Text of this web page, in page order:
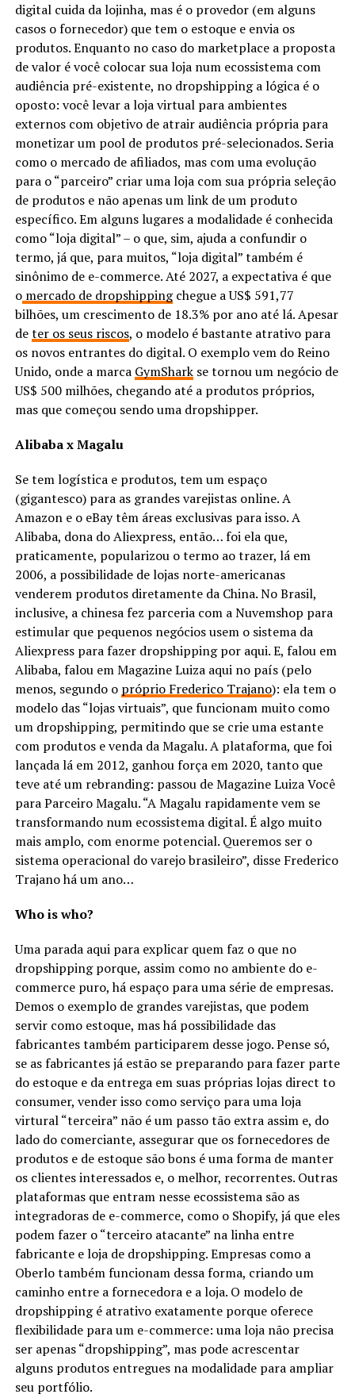
digital cuida da lojinha, mas é o provedor (em alguns
casos o fornecedor) que tem o estoque e envia os
produtos. Enquanto no caso do marketplace a proposta
de valor é você colocar sua loja num ecossistema com
audiência pré-existente, no dropshipping a lógica é o
oposto: você levar a loja virtual para ambientes
externos com objetivo de atrair audiência própria para
monetizar um pool de produtos pré-selecionados. Seria
como o mercado de afiliados, mas com uma evolução
para o “parceiro” criar uma loja com sua própria seleção
de produtos e não apenas um link de um produto
específico. Em alguns lugares a modalidade é conhecida
como “loja digital” – o que, sim, ajuda a confundir o
termo, já que, para muitos, “loja digital” também é
sinônimo de e-commerce. Até 2027, a expectativa é que
omercado de dropshippingchegue a US$ 591,77
bilhões, um crescimento de 18.3% por ano até lá. Apesar
deter os seus riscos, o modelo é bastante atrativo para
os novos entrantes do digital. O exemplo vem do Reino
Unido, onde a marca GymSharkse tornou um negócio de
US$ 500 milhões, chegando até a produtos próprios,
mas que começou sendo uma dropshipper.
Alibaba x Magalu
Se tem logística e produtos, tem um espaço
(gigantesco) para as grandes varejistas online. A
Amazon e o eBay têm áreas exclusivas para isso. A
Alibaba, dona do Aliexpress, então… foi ela que,
praticamente, popularizou o termo ao trazer, lá em
2006, a possibilidade de lojas norte-americanas
venderem produtos diretamente da China. No Brasil,
inclusive, a chinesa fez parceria com a Nuvemshop para
estimular que pequenos negócios usem o sistema da
Aliexpress para fazer dropshipping por aqui. E, falou em
Alibaba, falou em Magazine Luiza aqui no país (pelo
menos, segundo o próprio Frederico Trajano): ela tem o
modelo das “lojas virtuais”, que funcionam muito como
um dropshipping, permitindo que se crie uma estante
com produtos e venda da Magalu. A plataforma, que foi
lançada lá em 2012, ganhou força em 2020, tanto que
teve até um rebranding: passou de Magazine Luiza Você
para Parceiro Magalu. “A Magalu rapidamente vem se
transformando num ecossistema digital. É algo muito
mais amplo, com enorme potencial. Queremos ser o
sistema operacional do varejo brasileiro”, disse Frederico
Trajano há um ano…
Who is who?
Uma parada aqui para explicar quem faz o que no
dropshipping porque, assim como no ambiente do e-
commerce puro, há espaço para uma série de empresas.
Demos o exemplo de grandes varejistas, que podem
servir como estoque, mas há possibilidade das
fabricantes também participarem desse jogo. Pense só,
se as fabricantes já estão se preparando para fazer parte
do estoque e da entrega em suas próprias lojas direct to
consumer, vender isso como serviço para uma loja
virtural “terceira” não é um passo tão extra assim e, do
lado do comerciante, assegurar que os fornecedores de
produtos e de estoque são bons é uma forma de manter
os clientes interessados e, o melhor, recorrentes. Outras
plataformas que entram nesse ecossistema são as
integradoras de e-commerce, como o Shopify, já que eles
podem fazer o “terceiro atacante” na linha entre
fabricante e loja de dropshipping. Empresas como a
Oberlo também funcionam dessa forma, criando um
caminho entre a fornecedora e a loja. O modelo de
dropshipping é atrativo exatamente porque oferece
flexibilidade para um e-commerce: uma loja não precisa
ser apenas “dropshipping”, mas pode acrescentar
alguns produtos entregues na modalidade para ampliar
seu portfólio.